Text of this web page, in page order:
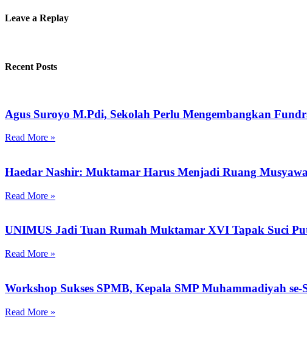
Leave a Replay
Recent Posts
Agus Suroyo M.Pdi, Sekolah Perlu Mengembangkan
Read More »
Haedar Nashir: Muktamar Harus Menjadi Ruang
Read More »
UNIMUS Jadi Tuan Rumah Muktamar XVI Tapak Suci
Read More »
Workshop Sukses SPMB, Kepala SMP Muhammadiyah
Read More »